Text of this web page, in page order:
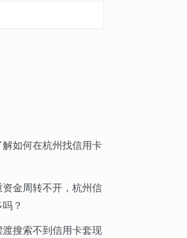
如何在杭州找信用卡
金周转不开，杭州信
？
搜索不到信用卡套现